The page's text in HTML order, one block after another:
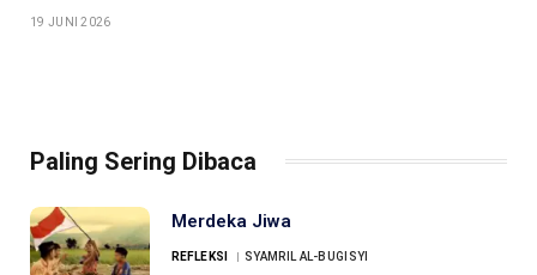
19 JUNI 2026
Paling Sering Dibaca
Merdeka Jiwa
REFLEKSI SYAMRIL AL-BUGISYI